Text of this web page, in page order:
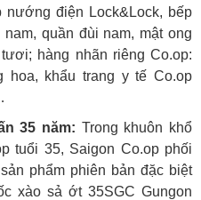
nướng điện Lock&Lock, bếp
quần đùi nam, mật ong
hàng nhãn riêng Co.op:
hoa, khẩu trang y tế Co.op
35 năm: Trong khuôn khổ
tuổi 35, Saigon Co.op phối
phẩm phiên bản đặc biệt
xào sả ớt 35SGC Gungon